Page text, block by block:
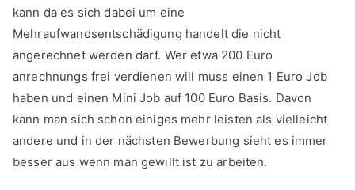
kann da es sich dabei um eine
Mehraufwandsentschädigung handelt die nicht
angerechnet werden darf. Wer etwa 200 Euro
anrechnungs frei verdienen will muss einen 1 Euro Job
haben und einen Mini Job auf 100 Euro Basis. Davon
kann man sich schon einiges mehr leisten als vielleicht
andere und in der nächsten Bewerbung sieht es immer
besser aus wenn man gewillt ist zu arbeiten.